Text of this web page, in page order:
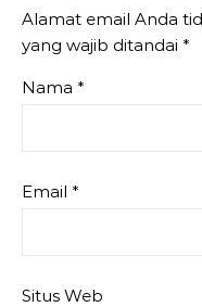
Alamat email Anda
yang wajib ditandai *
Nama *
Email *
Situs Web